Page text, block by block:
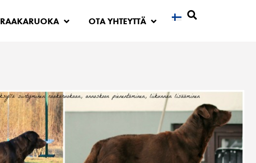
RAAKARUOKA OTA YHTEYTTÄ